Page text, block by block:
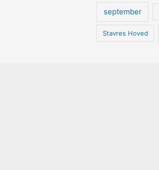
september
Stavres Hoved